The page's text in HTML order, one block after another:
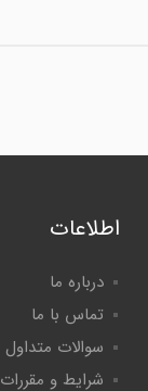
اطلاعات
درباره ما
تماس با ما
سوالات متداول
شرایط و مقررات